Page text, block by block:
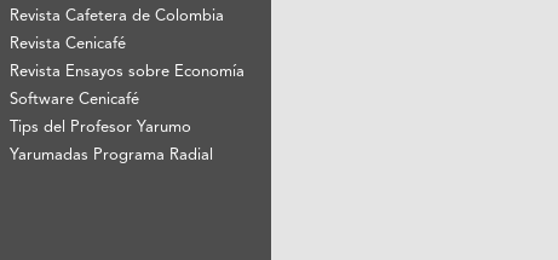
Revista Cafetera de Colombia
Revista Cenicafé
Revista Ensayos sobre Economía
Software Cenicafé
Tips del Profesor Yarumo
Yarumadas Programa Radial